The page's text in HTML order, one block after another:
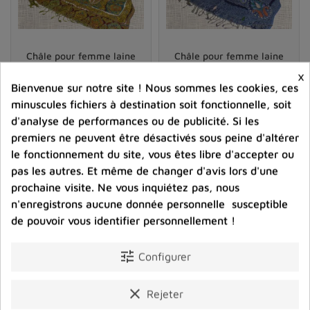
suspendre sur un cintre qui pourrait le déformer.
broderiesdemande patience et savoir-faire artisanal.
charmer par leur élégance, leur qualité et leurs
innombrables atouts.
Châle pour femme laine
Prix
59,00 €
shopping_cart  favorite_border
Châle pour femme laine
Prix
59,00 €
shopping_cart  favorite_border
×
Bienvenue sur notre site ! Nous sommes les cookies, ces
minuscules fichiers à destination soit fonctionnelle, soit
d'analyse de performances ou de publicité. Si les
premiers ne peuvent être désactivés sous peine d'altérer
le fonctionnement du site, vous êtes libre d'accepter ou
pas les autres. Et même de changer d'avis lors d'une
prochaine visite. Ne vous inquiétez pas, nous
n'enregistrons aucune donnée personnelle susceptible
de pouvoir vous identifier personnellement !
tune Configurer
clear Rejeter